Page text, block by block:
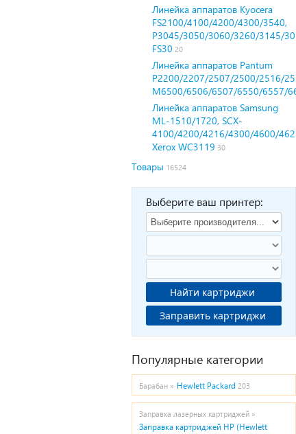
Линейка аппаратов Kyocera
FS2100/4100/4200/4300/3540,
P3045/3050/3060/3260/3145/
FS30 20
Линейка аппаратов Pantum
P2200/2207/2507/2500/2516/
M6500/6506/6507/6550/6557/
Линейка аппаратов Samsung
ML-1510/1720, SCX-
4100/4200/4216/4300/4600/
Xerox WC3119 30
Товары 16524
Выберите ваш принтер:
Найти картриджи
Заправить картриджи
Популярные категории
Барабан » Hewlett Packard 203
Заправка лазерных картриджей »
Заправка картриджей HP (Hewlett